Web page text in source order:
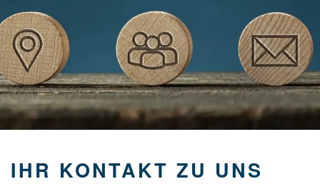
IHR KONTAKT ZU UNS